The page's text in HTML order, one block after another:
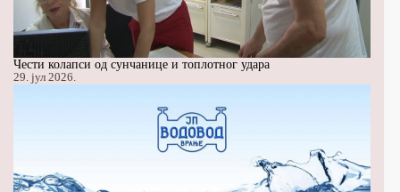
Чести колапси од сунчанице и топлотног удара
29. јул 2026.